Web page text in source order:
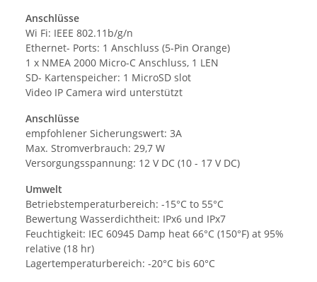
Anschlüsse
Wi Fi: IEEE 802.11b/g/n
Ethernet- Ports: 1 Anschluss (5-Pin Orange)
1 x NMEA 2000 Micro-C Anschluss, 1 LEN
SD- Kartenspeicher: 1 MicroSD slot
Video IP Camera wird unterstützt
Anschlüsse
empfohlener Sicherungswert: 3A
Max. Stromverbrauch: 29,7 W
Versorgungsspannung: 12 V DC (10 - 17 V DC)
Umwelt
Betriebstemperaturbereich: -15°C to 55°C
Bewertung Wasserdichtheit: IPx6 und IPx7
Feuchtigkeit: IEC 60945 Damp heat 66°C (150°F) at 95%
relative (18 hr)
Lagertemperaturbereich: -20°C bis 60°C